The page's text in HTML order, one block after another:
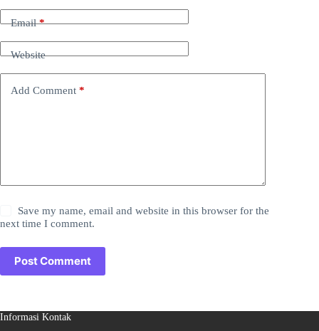
Email*
Website
Add Comment *
Save my name, email and website in this browser for the
next time I comment.
Post Comment
Informasi Kontak